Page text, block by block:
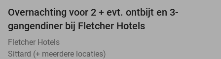
Overnachting voor 2 + evt. ontbijt en 3-
gangendiner bij Fletcher Hotels
Fletcher Hotels
Sittard (+ meerdere locaties)